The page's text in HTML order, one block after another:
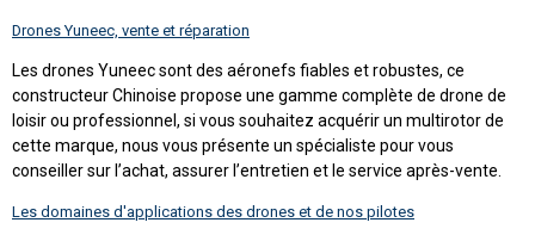
Drones Yuneec, vente et réparation
Les drones Yuneec sont des aéronefs fiables et robustes, ce
constructeur Chinoise propose une gamme complète de drone de
loisir ou professionnel, si vous souhaitez acquérir un multirotor de
cette marque, nous vous présente un spécialiste pour vous
conseiller sur l’achat, assurer l’entretien et le service après-vente.
Les domaines d'applications des drones et de nos pilotes